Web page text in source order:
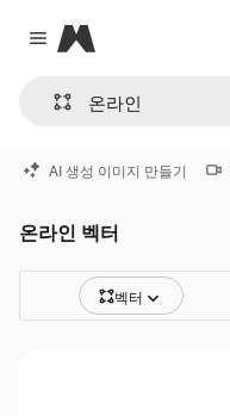
Close menu
Magnific
AI 생성 이미지 만들기
온라인 벡터
벡터